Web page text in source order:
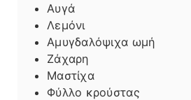
Αυγά
Λεμόνι
Αμυγδαλόψιχα ωμή
Ζάχαρη
Μαστίχα
Φύλλο κρούστας